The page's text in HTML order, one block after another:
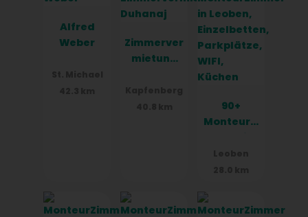
Alfred
Weber
Zimmerver
mietung
90+
Monteurzi
Parkplätz